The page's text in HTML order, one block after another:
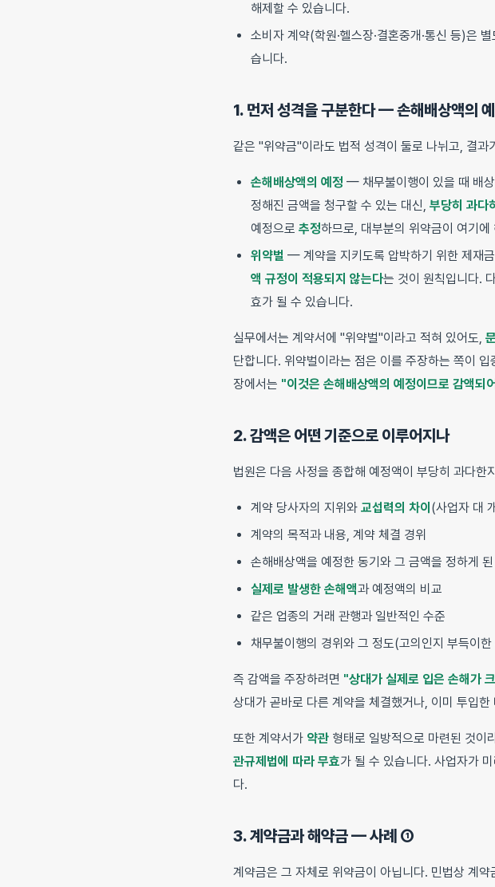
해제할 수 있습니다.
소비자 계약(학원·헬스장·결혼중개·통신 등)은
습니다.
1. 먼저 성격을 구분한다 — 손해배상액의
같은 "위약금"이라도 법적 성격이 둘로 나뉘고, 결과
손해배상액의 예정 — 채무불이행이 있을 때 배
정해진 금액을 청구할 수 있는 대신, 부당히 과다
예정으로 추정하므로, 대부분의 위약금이 여기에
위약벌 — 계약을 지키도록 압박하기 위한 제재
액 규정이 적용되지 않는다는 것이 원칙입니다.
효가 될 수 있습니다.
실무에서는 계약서에 "위약벌"이라고 적혀 있어도,
단합니다. 위약벌이라는 점은 이를 주장하는 쪽이
장에서는 "이것은 손해배상액의 예정이므로 감액되
2. 감액은 어떤 기준으로 이루어지나
법원은 다음 사정을 종합해 예정액이 부당히 과다한
계약 당사자의 지위와 교섭력의 차이 (사업자 대
계약의 목적과 내용, 계약 체결 경위
손해배상액을 예정한 동기와 그 금액을 정하게 된
실제로 발생한 손해액과 예정액의 비교
같은 업종의 거래 관행과 일반적인 수준
채무불이행의 경위와 그 정도(고의인지 부득이한
즉 감액을 주장하려면 "상대가 실제로 입은 손해가
상대가 곧바로 다른 계약을 체결했거나, 이미 투입
또한 계약서가 약관 형태로 일방적으로 마련된 것이
관규제법에 따라 무효가 될 수 있습니다. 사업자가
다.
3. 계약금과 해약금 — 사례 ①
계약금은 그 자체로 위약금이 아닙니다. 민법상 계약